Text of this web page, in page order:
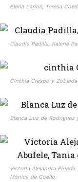
Elena Larios, Teresa
Claudia Padilla, Kalene
Cinthia Crespo y Zobeida
Blanca Luz de Rodríguez
Victoria Alejandra
Mónica de Coello.